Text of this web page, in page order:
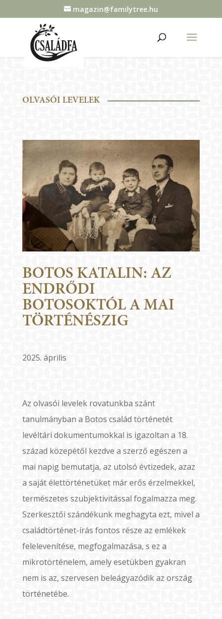
magazin@familytree.hu
OLVASÓI LEVELEK
BOTOS KATALIN: AZ
ENDRŐDI
BOTOSOKTÓL A MAI
TÖRTÉNÉSZIG
2025. április
Az olvasói levelek rovatunkba szánt
tanulmányban a Botos család történetét
levéltári dokumentumokkal is igazoltan a 18.
század közepétől kezdve a szerző egészen a
mai napig bemutatja, az utolsó évtizedek, azaz
a saját élettörténetüket már erős érzelmekkel,
természetes szubjektivitással fogalmazza meg.
Szerkesztői szándékunk meghagyta ezt, mivel a
családtörténet-írás fontos része az emlékek
felelevenítése, megfogalmazása, s ez a
mikrotörténelem, amely esetükben gyakran
nem is az, szervesen beleágyazódik az ország
történetébe.